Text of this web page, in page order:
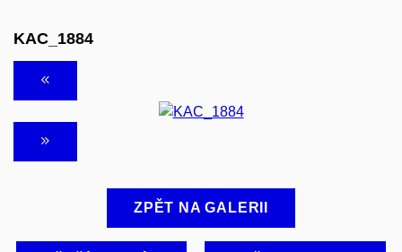
KAC_1884
ZPĚT NA GALERII